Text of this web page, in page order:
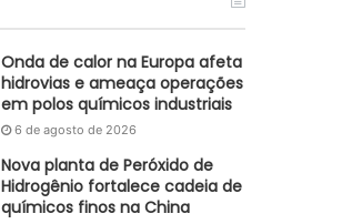
Onda de calor na Europa afeta
hidrovias e ameaça operações
em polos químicos industriais
6 de agosto de 2026
Nova planta de Peróxido de
Hidrogênio fortalece cadeia de
químicos finos na China